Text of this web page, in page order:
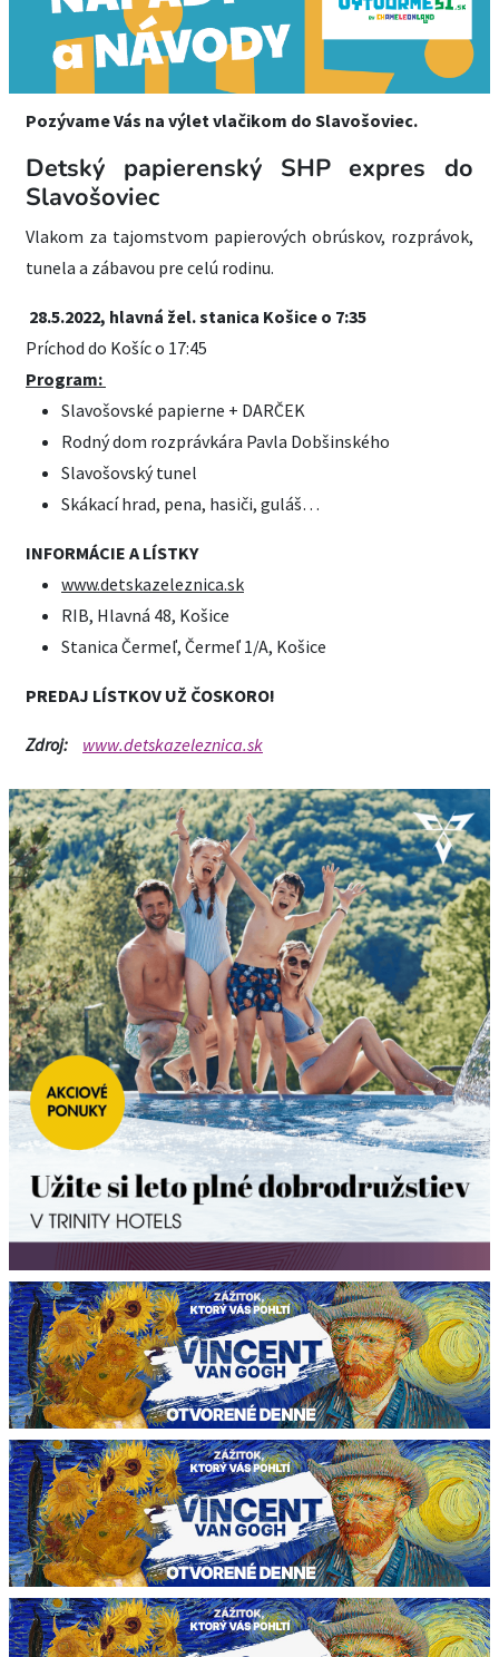
Pozývame Vás na výlet vlačikom do Slavošoviec.
Detský papierenský SHP expres do
Slavošoviec
Vlakom za tajomstvom papierových obrúskov, rozprávok,
tunela a zábavou pre celú rodinu.
28.5.2022, hlavná žel. stanica Košice o 7:35
Príchod do Košíc o 17:45
Program:
Slavošovské papierne + DARČEK
Rodný dom rozprávkára Pavla Dobšinského
Slavošovský tunel
Skákací hrad, pena, hasiči, guláš…
INFORMÁCIE A LÍSTKY
www.detskazeleznica.sk
RIB, Hlavná 48, Košice
Stanica Čermeľ, Čermeľ 1/A, Košice
PREDAJ LÍSTKOV UŽ ČOSKORO!
Zdroj: www.detskazeleznica.sk